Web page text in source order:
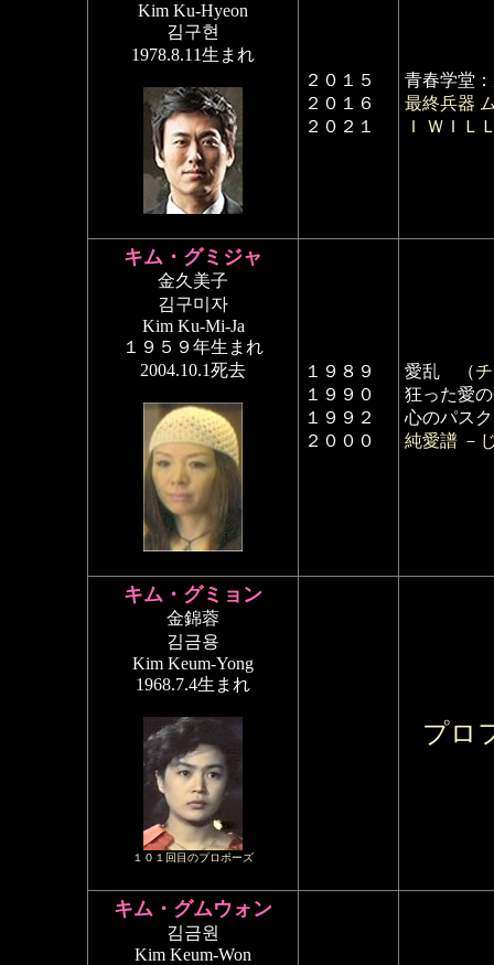
Kim Ku-Hyeon
김구현
1978.8.11生まれ
２０１５
２０１６
２０２１
青春学堂
最終兵器
Ｉ ＷＩＬ
キム・グミジャ
金久美子
김구미자
Kim Ku-Mi-Ja
１９５９年生まれ
2004.10.1死去
１９８９
１９９０
１９９２
２０００
愛乱 （
狂った愛
心のパス
純愛譜 －
キム・グミョン
金錦蓉
김금용
Kim Keum-Yong
1968.7.4生まれ
１０１回目のプロポーズ
プロ
キム・グムウォン
김금원
Kim Keum-Won